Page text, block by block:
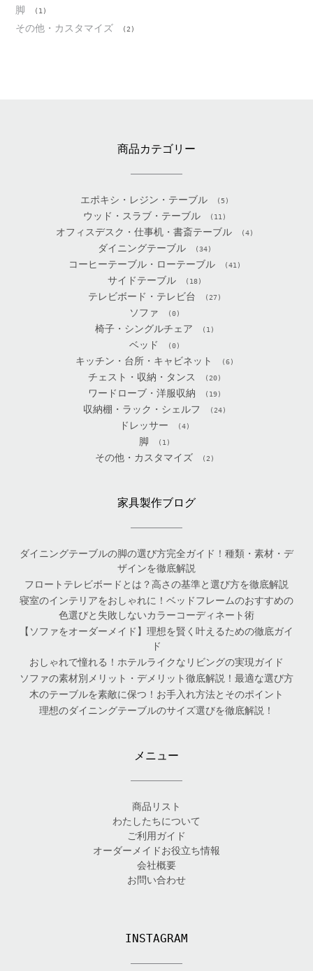
脚 (1)
その他・カスタマイズ (2)
商品カテゴリー
エポキシ・レジン・テーブル (5)
ウッド・スラブ・テーブル (11)
オフィスデスク・仕事机・書斎テーブル (4)
ダイニングテーブル (34)
コーヒーテーブル・ローテーブル (41)
サイドテーブル (18)
テレビボード・テレビ台 (27)
ソファ (0)
椅子・シングルチェア (1)
ベッド (0)
キッチン・台所・キャビネット (6)
チェスト・収納・タンス (20)
ワードローブ・洋服収納 (19)
収納棚・ラック・シェルフ (24)
ドレッサー (4)
脚 (1)
その他・カスタマイズ (2)
家具製作ブログ
ダイニングテーブルの脚の選び方完全ガイド！種類・素材・デ
ザインを徹底解説
フロートテレビボードとは？高さの基準と選び方を徹底解説
寝室のインテリアをおしゃれに！ベッドフレームのおすすめの
色選びと失敗しないカラーコーディネート術
【ソファをオーダーメイド】理想を賢く叶えるための徹底ガイ
ド
おしゃれで憧れる！ホテルライクなリビングの実現ガイド
ソファの素材別メリット・デメリット徹底解説！最適な選び方
木のテーブルを素敵に保つ！お手入れ方法とそのポイント
理想のダイニングテーブルのサイズ選びを徹底解説！
メニュー
商品リスト
わたしたちについて
ご利用ガイド
オーダーメイドお役立ち情報
会社概要
お問い合わせ
INSTAGRAM